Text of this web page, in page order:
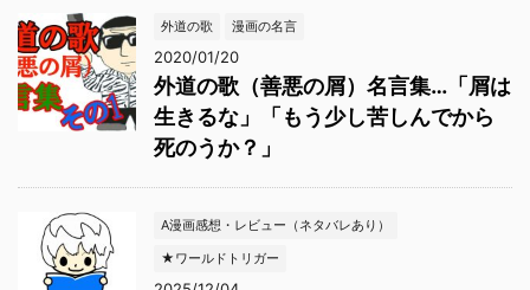
外道の歌 漫画の名言
2020/01/20
外道の歌（善悪の屑）名言集…「屑は
生きるな」「もう少し苦しんでから
死のうか？」
A漫画感想・レビュー（ネタバレあり）
★ワールドトリガー